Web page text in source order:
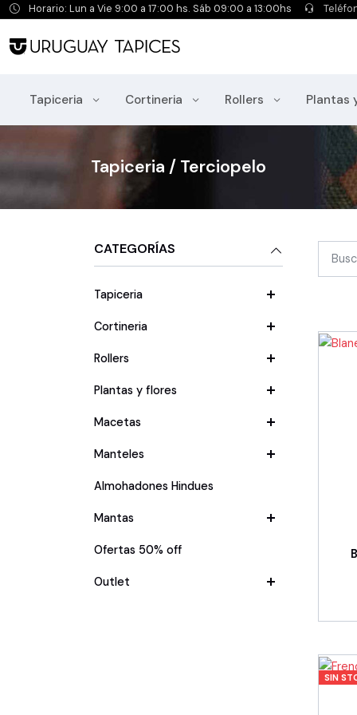
Horario: Lun a Vie 9:00 a 17:00 hs. Sáb 09:00 a 13:00hs
Tapiceria Cortineria Rollers Plantas
Tapiceria / Terciopelo
CATEGORÍAS
Tapiceria
Cortineria
Rollers
Plantas y flores
Macetas
Manteles
Almohadones Hindues
Mantas
Ofertas 50% off
Outlet
SIN